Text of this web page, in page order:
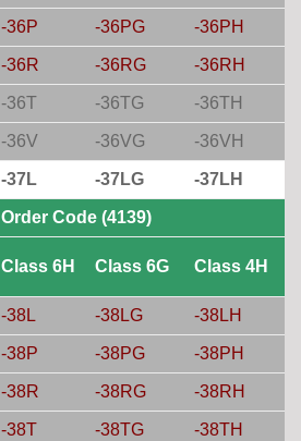
-36P -36PG -36PH
-36R -36RG -36RH
-36T -36TG -36TH
-36V -36VG -36VH
-37L -37LG -37LH
Order Code (4139)
Class 6H Class 6G Class 4H
-38L -38LG -38LH
-38P -38PG -38PH
-38R -38RG -38RH
-38T -38TG -38TH